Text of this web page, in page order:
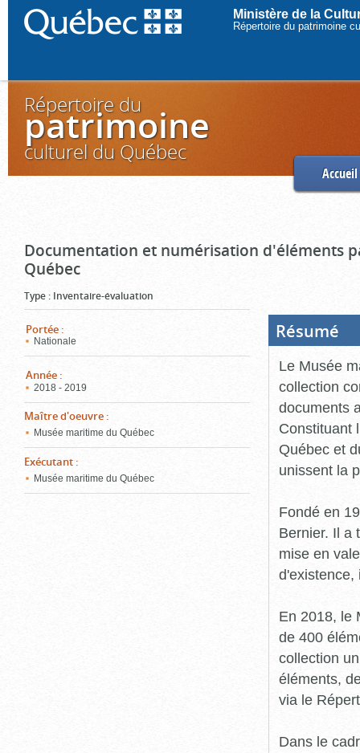
Ministère de la
Répertoire du patrimoine
Répertoire du
patrimoine
culturel du Québec
Accueil
Documentation et numérisation d'éléments
Québec
Type : Inventaire-évaluation
Portée :
Nationale
Année :
2018 - 2019
Maître d'oeuvre :
Musée maritime du Québec
Exécutant :
Musée maritime du Québec
Résumé
Le Musée
collection
documents
Constituant
Québec et
unissent la
Fondé en
Bernier. Il a
mise en
d'existence,
En 2018, le
de 400
collection
éléments,
via le
Dans le